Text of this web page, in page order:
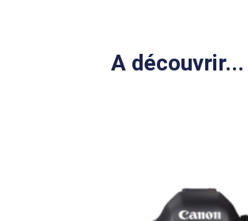
A découvrir...